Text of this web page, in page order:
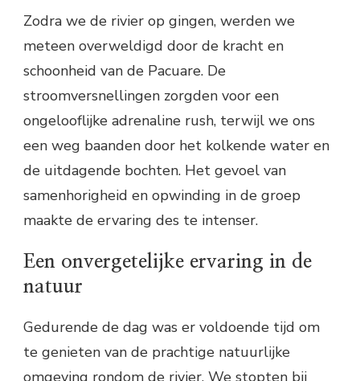
Zodra we de rivier op gingen, werden we
meteen overweldigd door de kracht en
schoonheid van de Pacuare. De
stroomversnellingen zorgden voor een
ongelooflijke adrenaline rush, terwijl we ons
een weg baanden door het kolkende water en
de uitdagende bochten. Het gevoel van
samenhorigheid en opwinding in de groep
maakte de ervaring des te intenser.
Een onvergetelijke ervaring in de
natuur
Gedurende de dag was er voldoende tijd om
te genieten van de prachtige natuurlijke
omgeving rondom de rivier. We stopten bij